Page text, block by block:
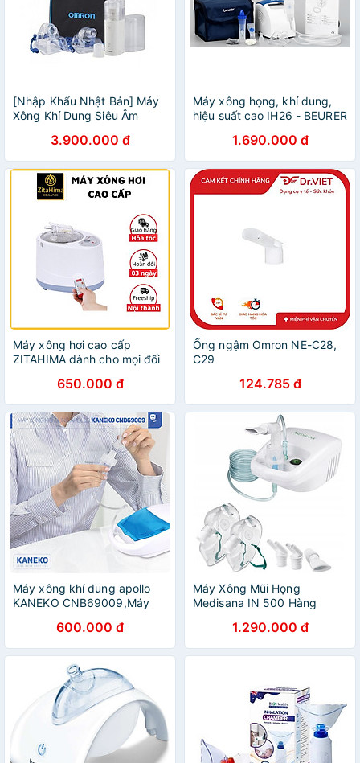
[Nhập Khẩu Nhật Bản] Máy
Xông Khí Dung Siêu Âm
NE - U100 | Bảo Hành 24
Tháng
3.900.000 đ
Máy xông họng, khí dung,
hiệu suất cao IH26 - BEURER
1.690.000 đ
Máy xông hơi cao cấp
ZITAHIMA dành cho mọi đối
650.000 đ
Ống ngậm Omron NE-C28,
C29
124.785 đ
Máy xông khí dung apollo
KANEKO CNB69009,Máy
apollo,Máy xông mũi
họng,Máy khí dung,Máy
xông khí dung công nghệ
nhật bản,Máy xông mũi
họng khí dung
600.000 đ
Máy Xông Mũi Họng
Medisana IN 500 Hàng
1.290.000 đ